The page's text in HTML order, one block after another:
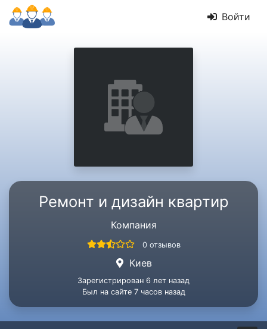
Войти
Ремонт и дизайн квартир
Компания
0 отзывов
Киев
Зарегистрирован 6 лет назад
Был на сайте 7 часов назад